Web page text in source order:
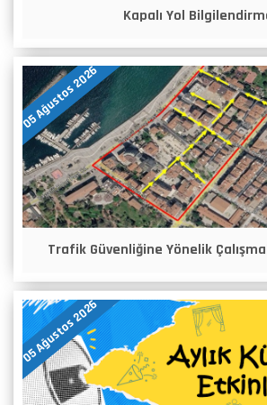
Kapalı Yol
05 Ağustos 2026
Trafik Güvenliğine Yönelik
05 Ağustos 2026